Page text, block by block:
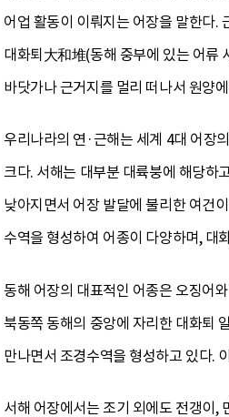
어업 활동이 이뤄지는 어장을 말한다.
대화퇴大和堆(동해 중부에 있는 어류
바닷가나 근거지를 멀리 떠나서 원양
우리나라의 연·근해는 세계 4대 어장
크다. 서해는 대부분 대륙붕에 해당하
낮아지면서 어장 발달에 불리한 여건
수역을 형성하여 어종이 다양하며, 대
동해 어장의 대표적인 어종은 오징어
북동쪽 동해의 중앙에 자리한 대화퇴
만나면서 조경수역을 형성하고 있다.
서해 어장에서는 조기 외에도 전갱이,